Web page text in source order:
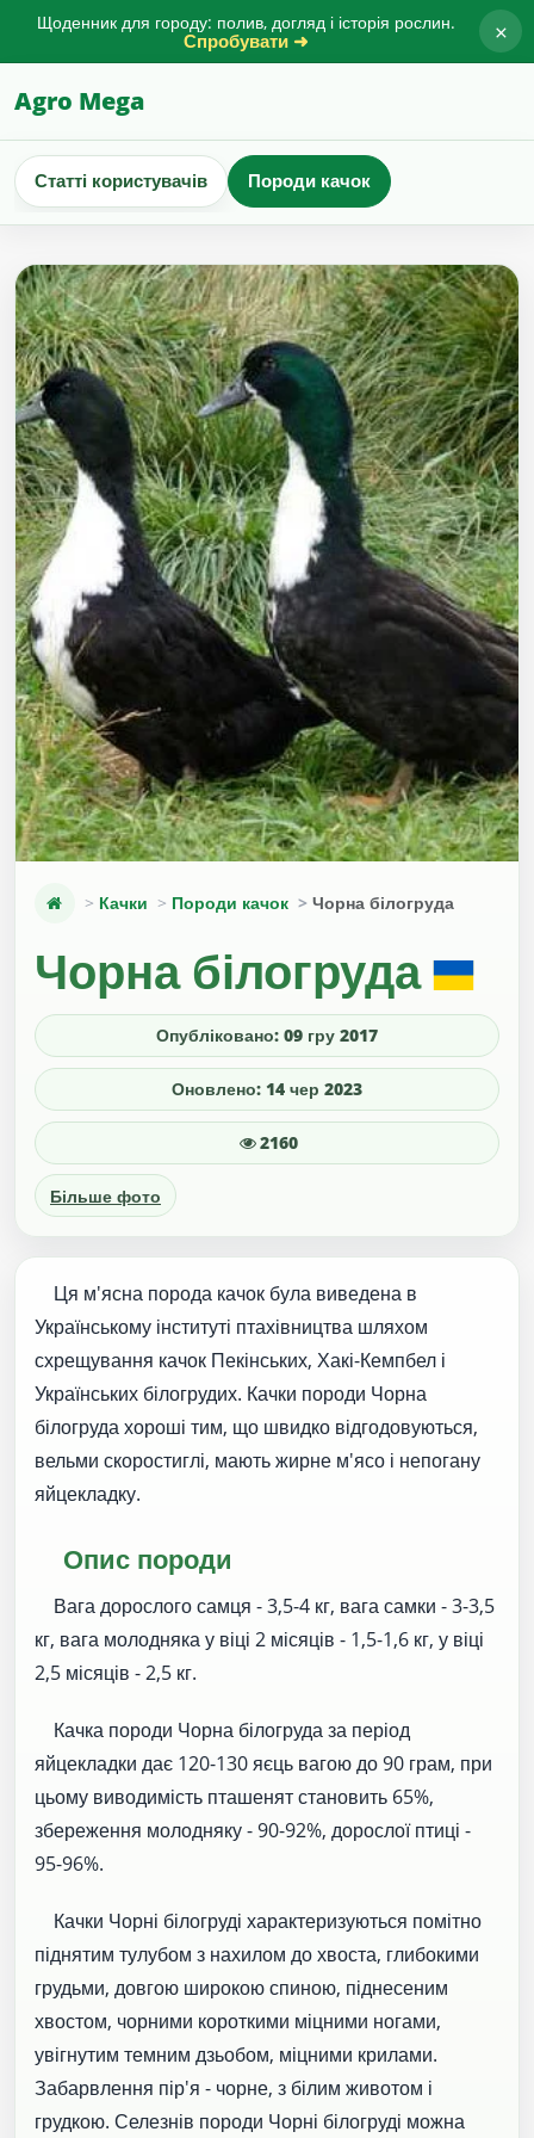
Щоденник для городу: полив, догляд і історія рослин.
Спробувати ➜ ×
Agro Mega
Статті користувачів Породи качок
Качки Породи качок Чорна білогруда
Чорна білогруда
Опубліковано: 09 гру 2017
Оновлено: 14 чер 2023
2160
Більше фото
Ця м'ясна порода качок була виведена в
Українському інституті птахівництва шляхом
схрещування качок Пекінських, Хакі-Кемпбел і
Українських білогрудих. Качки породи Чорна
білогруда хороші тим, що швидко відгодовуються,
вельми скоростиглі, мають жирне м'ясо і непогану
яйцекладку.
Опис породи
Вага дорослого самця - 3,5-4 кг, вага самки - 3-3,5
кг, вага молодняка у віці 2 місяців - 1,5-1,6 кг, у віці
2,5 місяців - 2,5 кг.
Качка породи Чорна білогруда за період
яйцекладки дає 120-130 яєць вагою до 90 грам, при
цьому виводимість пташенят становить 65%,
збереження молодняку ​​- 90-92%, дорослої птиці -
95-96%.
Качки Чорні білогруді характеризуються помітно
піднятим тулубом з нахилом до хвоста, глибокими
грудьми, довгою широкою спиною, піднесеним
хвостом, чорними короткими міцними ногами,
увігнутим темним дзьобом, міцними крилами.
Забарвлення пір'я - чорне, з білим животом і
грудкою. Селезнів породи Чорні білогруді можна